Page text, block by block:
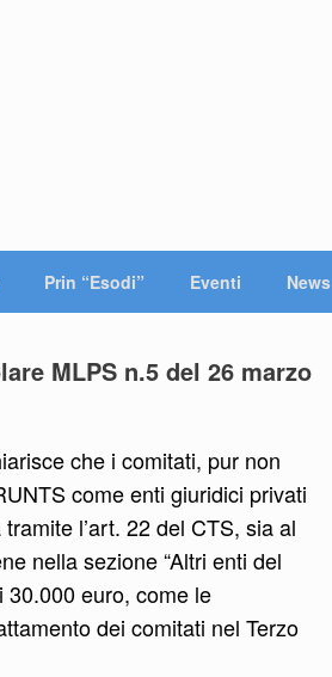
Prin “Esodi” Eventi News
MLPS n.5 del 26 marzo
che i comitati, pur non
come enti giuridici privati
l’art. 22 del CTS, sia al
nella sezione “Altri enti del
30.000 euro, come le
dei comitati nel Terzo